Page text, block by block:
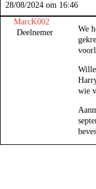
28/08/2024 om 16:46
MarcK002
Deelnemer
We
wie